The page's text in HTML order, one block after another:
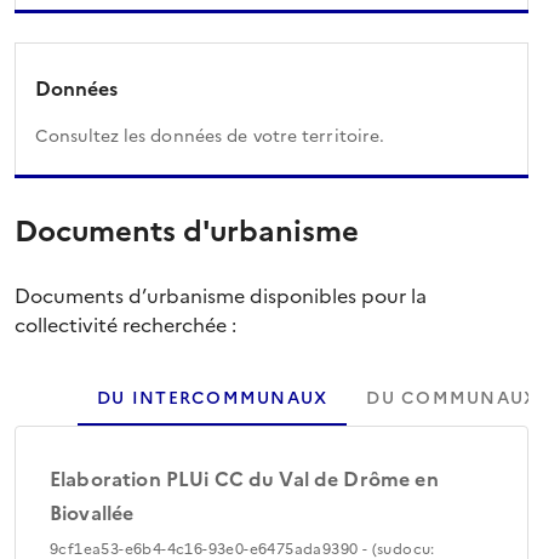
Données
Consultez les données de votre territoire.
Documents d'urbanisme
Documents d’urbanisme disponibles pour la
collectivité recherchée :
DU INTERCOMMUNAUX DU COMMUNAUX
Elaboration PLUi CC du Val de Drôme en
Biovallée
9cf1ea53-e6b4-4c16-93e0-e6475ada9390 - (sudocu: